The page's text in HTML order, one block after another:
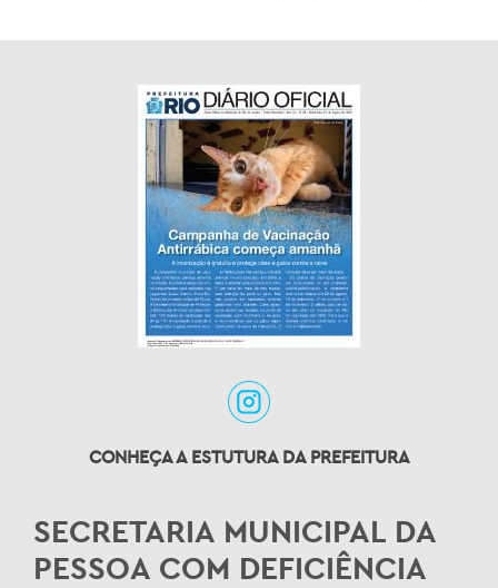
CONHEÇA A ESTUTURA DA PREFEITURA
SECRETARIA MUNICIPAL DA
PESSOA COM DEFICIÊNCIA